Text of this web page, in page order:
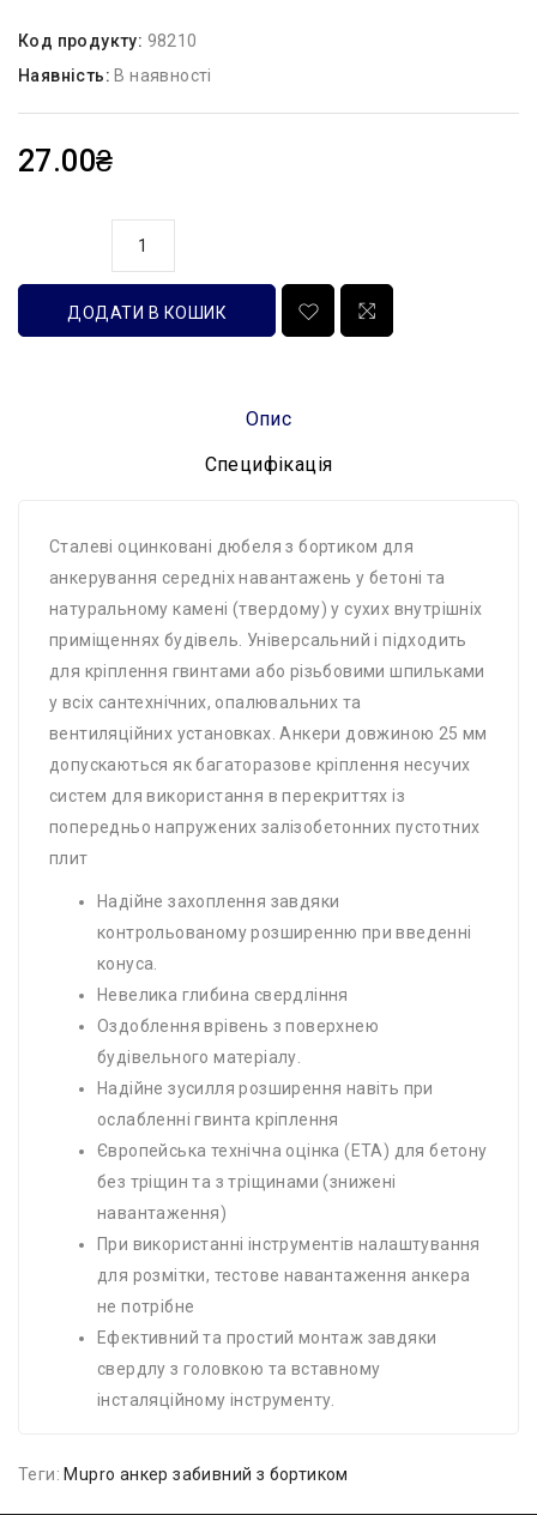
Код продукту: 98210
Наявність: В наявності
27.00₴
ДОДАТИ В КОШИК
Опис
Специфікація
Сталеві оцинковані дюбеля з бортиком для
анкерування середніх навантажень у бетоні та
натуральному камені (твердому) у сухих внутрішніх
приміщеннях будівель. Універсальний і підходить
для кріплення гвинтами або різьбовими шпильками
у всіх сантехнічних, опалювальних та
вентиляційних установках. Анкери довжиною 25 мм
допускаються як багаторазове кріплення несучих
систем для використання в перекриттях із
попередньо напружених залізобетонних пустотних
плит
Надійне захоплення завдяки
контрольованому розширенню при введенні
конуса.
Невелика глибина свердління
Оздоблення врівень з поверхнею
будівельного матеріалу.
Надійне зусилля розширення навіть при
ослабленні гвинта кріплення
Європейська технічна оцінка (ETA) для бетону
без тріщин та з тріщинами (знижені
навантаження)
При використанні інструментів налаштування
для розмітки, тестове навантаження анкера
не потрібне
Ефективний та простий монтаж завдяки
свердлу з головкою та вставному
інсталяційному інструменту.
Теги: Mupro анкер забивний з бортиком